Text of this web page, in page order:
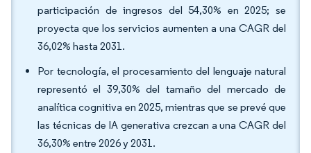
participación de ingresos del 54,30% en 2025; se
proyecta que los servicios aumenten a una CAGR del
36,02% hasta 2031.
Por tecnología, el procesamiento del lenguaje natural
representó el 39,30% del tamaño del mercado de
analítica cognitiva en 2025, mientras que se prevé que
las técnicas de IA generativa crezcan a una CAGR del
36,30% entre 2026 y 2031.